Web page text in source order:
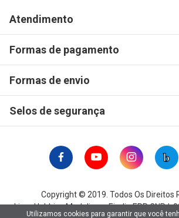
Atendimento
Formas de pagamento
Formas de envio
Selos de segurança
Copyright © 2019. Todos Os Direitos
Lima Hobbies Modelismo Eireli - EPP CNPJ:
Utilizamos cookies para garantir que você